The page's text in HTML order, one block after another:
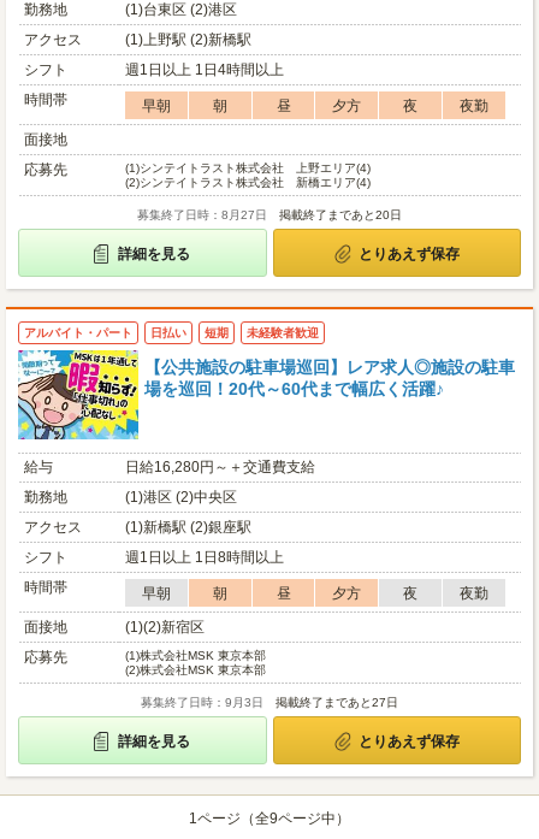
勤務地
(1)台東区 (2)港区
アクセス
(1)上野駅 (2)新橋駅
シフト
週1日以上 1日4時間以上
時間帯
早朝 朝 昼 夕方 夜
夜勤
面接地
応募先
(1)シンテイトラスト株式会社 上野エリア(4)
(2)シンテイトラスト株式会社 新橋エリア(4)
募集終了日時：8月27日 掲載終了まであと20日
詳細を見る とりあえず保存
アルバイト・パート 日払い 短期 未経験者歓迎
【公共施設の駐車場巡回】レア求人◎施設の駐車
場を巡回！20代～60代まで幅広く活躍♪
給与
日給16,280円～＋交通費支給
勤務地
(1)港区 (2)中央区
アクセス
(1)新橋駅 (2)銀座駅
シフト
週1日以上 1日8時間以上
時間帯
早朝 朝 昼 夕方 夜
夜勤
面接地
(1)(2)新宿区
応募先
(1)株式会社MSK 東京本部
(2)株式会社MSK 東京本部
募集終了日時：9月3日 掲載終了まであと27日
詳細を見る とりあえず保存
1ページ（全9ページ中）